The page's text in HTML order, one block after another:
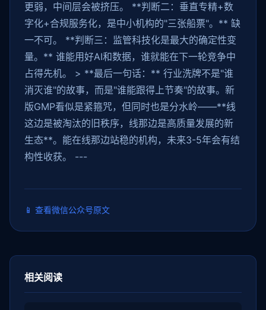
更弱，中间层会被挤压。 **判断二：垂直专精+数
字化+合规服务化，是中小机构的"三张船票"。** 缺
一不可。 **判断三：监管科技化是最大的确定性变
量。** 谁能用好AI和数据，谁就能在下一轮竞争中
占得先机。 > **最后一句话：** 行业洗牌不是"谁
消灭谁"的故事，而是"谁能跟得上节奏"的故事。新
版GMP看似是紧箍咒，但同时也是分水岭——**线
这边是被淘汰的旧秩序，线那边是高质量发展的新
生态**。能在线那边站稳的机构，未来3-5年会有结
构性收获。 ---
📱 查看微信公众号原文
相关阅读